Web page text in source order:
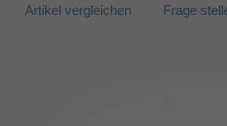
Artikel vergleichen Frage